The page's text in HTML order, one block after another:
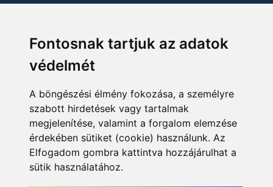
Fontosnak tartjuk az adatok
védelmét
A böngészési élmény fokozása, a személyre
szabott hirdetések vagy tartalmak
megjelenítése, valamint a forgalom elemzése
érdekében sütiket (cookie) használunk. Az
Elfogadom gombra kattintva hozzájárulhat a
sütik használatához.